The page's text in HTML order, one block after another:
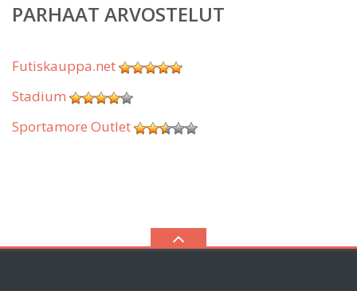
PARHAAT ARVOSTELUT
Futiskauppa.net
Stadium
Sportamore Outlet